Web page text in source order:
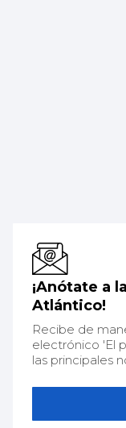
¡Anótate a
Atlántico!
Recibe de
electrónico 'El
las principales